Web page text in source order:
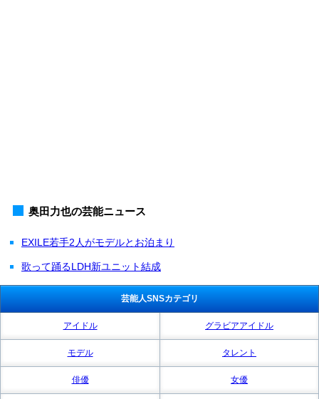
奥田力也の芸能ニュース
EXILE若手2人がモデルとお泊まり
歌って踊るLDH新ユニット結成
芸能人SNSカテゴリ
アイドル グラビアアイドル
モデル タレント
俳優 女優